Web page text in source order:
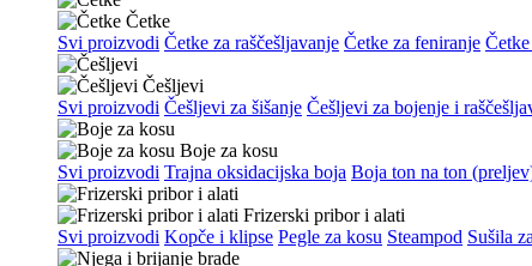
Četke
Svi proizvodi Četke za raščešljavanje Četke za feniranje
Češljevi
Svi proizvodi Češljevi za šišanje Češljevi za bojenje i
Boje za kosu
Svi proizvodi Trajna oksidacijska boja Boja ton na ton
Frizerski pribor i alati
Svi proizvodi Kopče i klipse Pegle za kosu Steampod Sušila